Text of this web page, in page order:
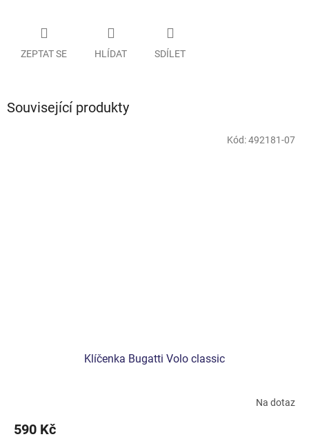
ZEPTAT SE HLÍDAT SDÍLET
Související produkty
Klíčenka Bugatti Volo classic
Na dotaz
590 Kč
Kód:492181-07